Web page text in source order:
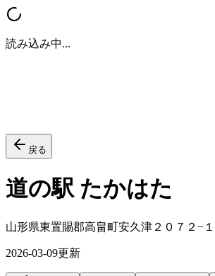
読み込み中...
戻る
道の駅 たかはた
山形県東置賜郡高畠町安久津２０７２−１
2026-03-09更新